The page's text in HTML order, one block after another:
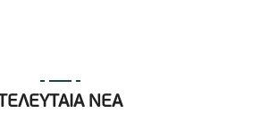
ΤΕΛΕΥΤΑΙΑ ΝΕΑ